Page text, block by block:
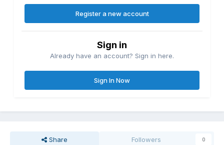
Register a new account
Sign in
Already have an account? Sign in here.
Sign In Now
Share Followers 0